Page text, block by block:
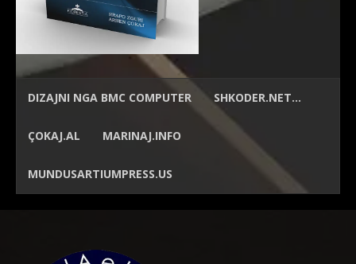
DIZAJNI NGA BMC COMPUTER SHKODER.NET…
ÇOKAJ.AL MARINAJ.INFO
MUNDUSARTIUMPRESS.US